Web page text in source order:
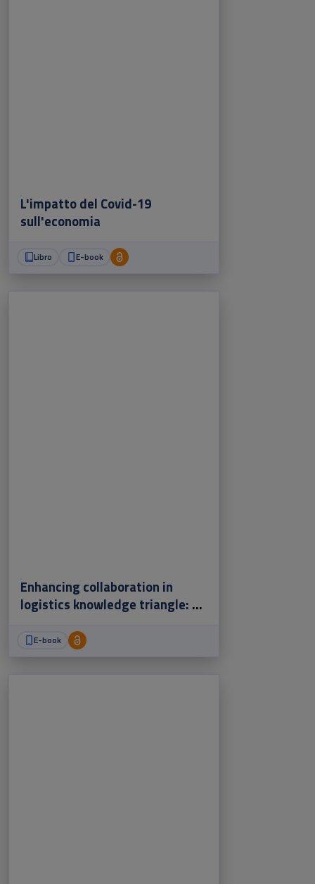
L'impatto del Covid-19
sull'economia
Libro E-book
Enhancing collaboration in
logistics knowledge triangle: an
E-book